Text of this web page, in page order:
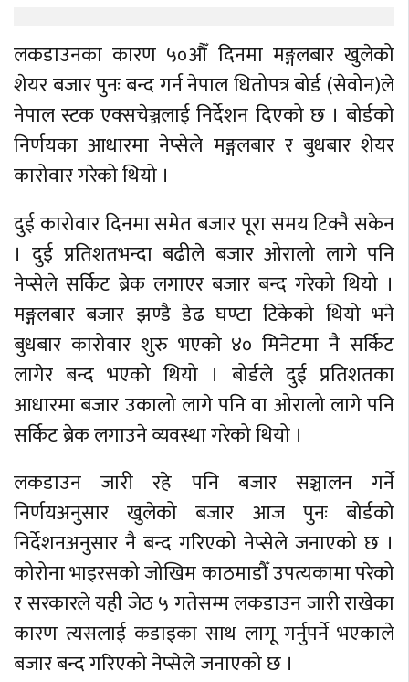
लकडाउनका कारण ५०औँ दिनमा मङ्गलबार खुलेको
शेयर बजार पुनः बन्द गर्न नेपाल धितोपत्र बोर्ड (सेवोन)ले
नेपाल स्टक एक्सचेञ्जलाई निर्देशन दिएको छ । बोर्डको
निर्णयका आधारमा नेप्सेले मङ्गलबार र बुधबार शेयर
कारोवार गरेको थियो ।
दुई कारोवार दिनमा समेत बजार पूरा समय टिक्नै सकेन
। दुई प्रतिशतभन्दा बढीले बजार ओरालो लागे पनि
नेप्सेले सर्किट ब्रेक लगाएर बजार बन्द गरेको थियो ।
मङ्गलबार बजार झण्डै डेढ घण्टा टिकेको थियो भने
बुधबार कारोवार शुरु भएको ४० मिनेटमा नै सर्किट
लागेर बन्द भएको थियो । बोर्डले दुई प्रतिशतका
आधारमा बजार उकालो लागे पनि वा ओरालो लागे पनि
सर्किट ब्रेक लगाउने व्यवस्था गरेको थियो ।
लकडाउन जारी रहे पनि बजार सञ्चालन गर्ने
निर्णयअनुसार खुलेको बजार आज पुनः बोर्डको
निर्देशनअनुसार नै बन्द गरिएको नेप्सेले जनाएको छ ।
कोरोना भाइरसको जोखिम काठमाडौँ उपत्यकामा परेको
र सरकारले यही जेठ ५ गतेसम्म लकडाउन जारी राखेका
कारण त्यसलाई कडाइका साथ लागू गर्नुपर्ने भएकाले
बजार बन्द गरिएको नेप्सेले जनाएको छ ।